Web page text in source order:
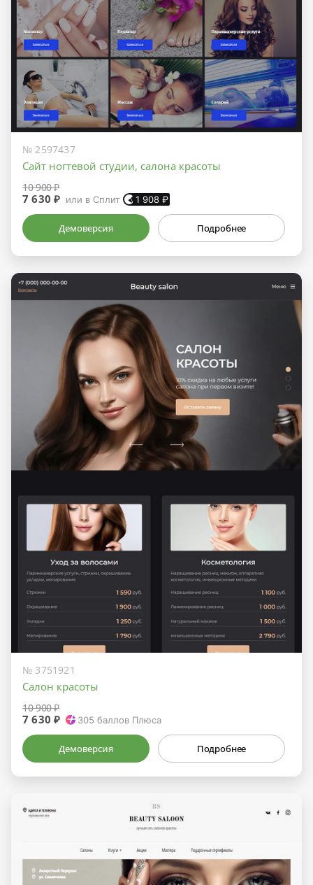
№ 2597437
Сайт ногтевой студии, салона красоты
10 900 ₽
7 630 ₽ или в Сплит 1 908 ₽
Демоверсия Подробнее
№ 3751921
Салон красоты
10 900 ₽
7 630 ₽ 305 баллов Плюса
Демоверсия Подробнее